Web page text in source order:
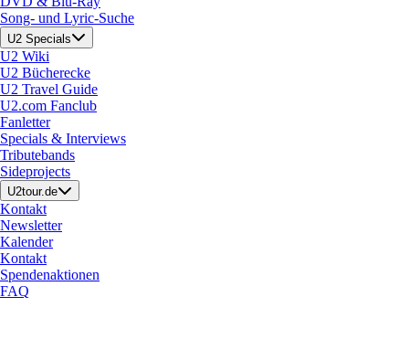
Song- und Lyric-Suche
U2 Specials
U2 Wiki
U2 Bücherecke
U2 Travel Guide
U2.com Fanclub
Fanletter
Specials & Interviews
Tributebands
Sideprojects
U2tour.de
Kontakt
Newsletter
Kalender
Kontakt
Spendenaktionen
FAQ